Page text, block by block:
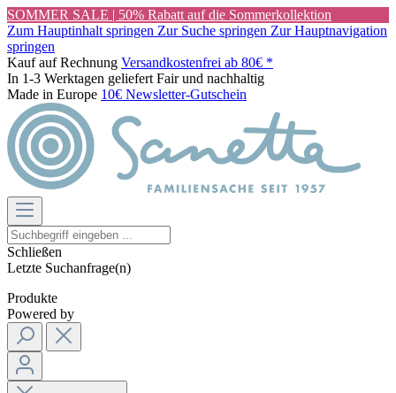
SOMMER SALE | 50% Rabatt auf die Sommerkollektion
Zum Hauptinhalt springen Zur Suche springen Zur Hauptnavigation
springen
Kauf auf Rechnung Versandkostenfrei ab 80€ *
In 1-3 Werktagen geliefert Fair und nachhaltig
Made in Europe 10€ Newsletter-Gutschein
Schließen
Letzte Suchanfrage(n)
Produkte
Powered by